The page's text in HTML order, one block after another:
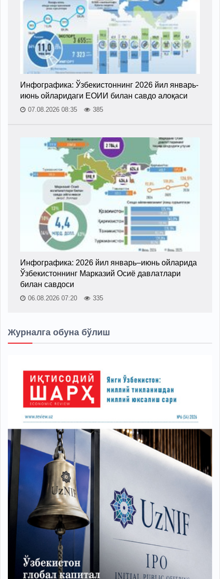
Инфографика: Ўзбекистоннинг 2026 йил январь-
июнь ойларидаги ЕОИИ билан савдо алоқаси
07.08.2026 08:35 385
Инфографика: 2026 йил январь–июнь ойларида
Ўзбекистоннинг Марказий Осиё давлатлари
билан савдоси
06.08.2026 07:20 335
Журналга обуна бўлиш